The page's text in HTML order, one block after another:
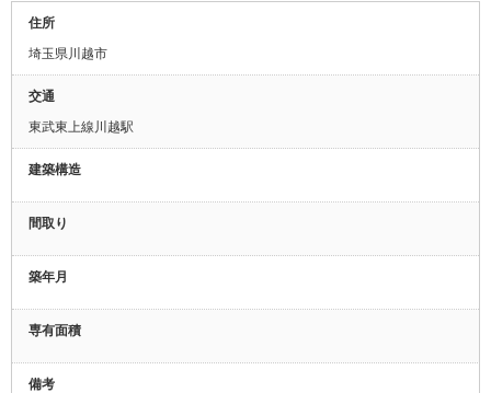
住所
埼玉県川越市
交通
東武東上線川越駅
建築構造
間取り
築年月
専有面積
備考